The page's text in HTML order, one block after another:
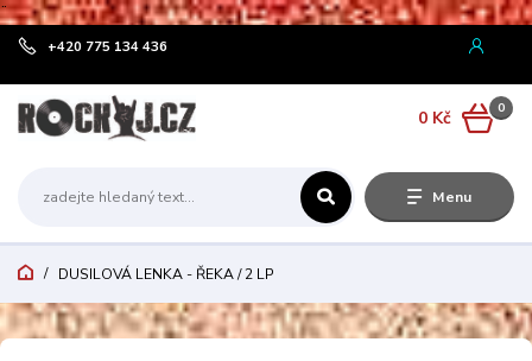
¨
Menu
+420 775 134 436
0
0 Kč
DUSILOVÁ LENKA - ŘEKA / 2 LP